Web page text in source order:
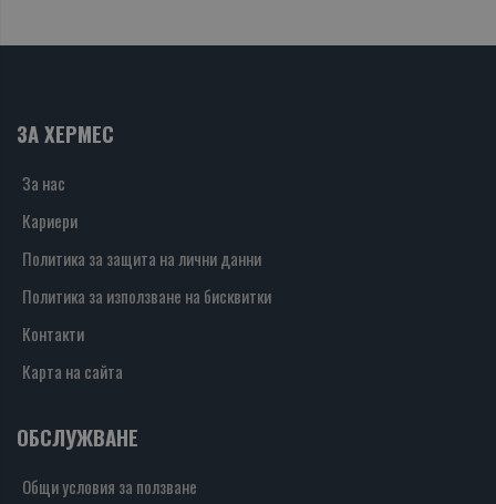
ЗА ХЕРМЕС
За нас
Кариери
Политика за защита на лични данни
Политика за използване на бисквитки
Контакти
Карта на сайта
ОБСЛУЖВАНЕ
Общи условия за ползване